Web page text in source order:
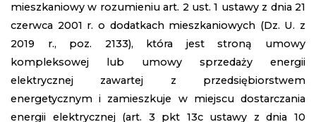
mieszkaniowy w rozumieniu art. 2 ust. 1 ustawy z dnia 21
czerwca 2001 r. o dodatkach mieszkaniowych (Dz. U. z
2019 r., poz. 2133), która jest stroną umowy
kompleksowej lub umowy sprzedaży energii
elektrycznej zawartej z przedsiębiorstwem
energetycznym i zamieszkuje w miejscu dostarczania
energii elektrycznej (art. 3 pkt 13c ustawy z dnia 10